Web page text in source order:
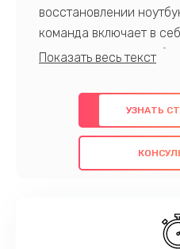
восстановлении
команда включает в
профессионалов с
предлагаем быстрый и
использованием
также гарантируем
проведенных работ.
наилучшим образом. Не
УЗНАТЬ